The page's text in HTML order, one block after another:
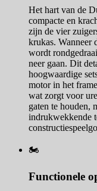
Het hart van de
compacte en
zijn de vier
krukas. Wanneer
wordt
neer gaan. Dit
hoogwaardige
motor in het
wat zorgt voor
gaten te houden,
indrukwekkende
🏍️
Functionele